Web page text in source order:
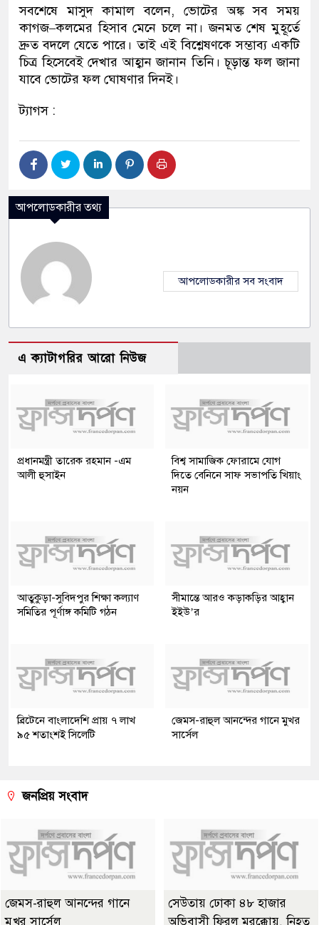
সবশেষে মাসুদ কামাল বলেন, ভোটের অঙ্ক সব সময়
কাগজ–কলমের হিসাব মেনে চলে না। জনমত শেষ মুহূর্তে
দ্রুত বদলে যেতে পারে। তাই এই বিশ্লেষণকে সম্ভাব্য একটি
চিত্র হিসেবেই দেখার আহ্বান জানান তিনি। চূড়ান্ত ফল জানা
যাবে ভোটের ফল ঘোষণার দিনই।
ট্যাগস :
আপলোডকারীর তথ্য
আপলোডকারীর সব সংবাদ
এ ক্যাটাগরির আরো নিউজ
প্রধানমন্ত্রী তারেক রহমান -এম
আলী হুসাইন
বিশ্ব সামাজিক ফোরামে যোগ
দিতে বেনিনে সাফ সভাপতি খিয়াং
নয়ন
আতুকুড়া-সুবিদপুর শিক্ষা কল্যাণ
সমিতির পূর্ণাঙ্গ কমিটি গঠন
সীমান্তে আরও কড়াকড়ির আহ্বান
ইইউ’র
ব্রিটেনে বাংলাদেশি প্রায় ৭ লাখ
৯৫ শতাংশই সিলেটি
জেমস-রাহুল আনন্দের গানে মুখর
সার্সেল
জনপ্রিয় সংবাদ
জেমস-রাহুল আনন্দের গানে
সেউতায় ঢোকা ৪৮ হাজার